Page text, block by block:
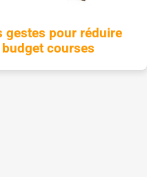
gestes pour réduire
courses